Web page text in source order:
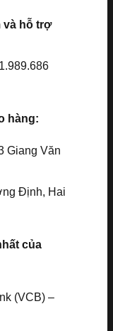
và hỗ trợ
hàng:
Giang Văn
Định, Hai
của
(VCB) –